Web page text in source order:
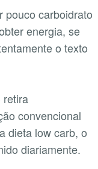
pouco carboidrato
energia, se
o texto
retira
convencional
dieta low carb, o
diariamente.